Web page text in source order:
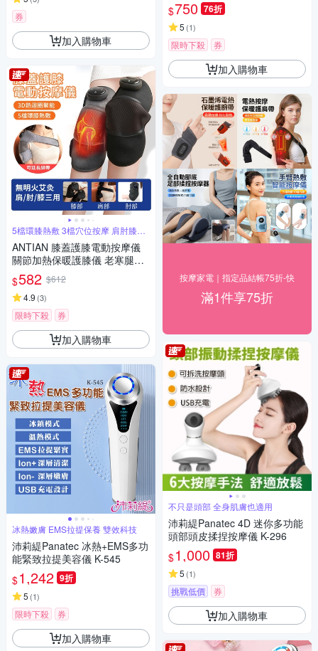
券
加入購物車
5檔環膝熱敷 3檔穴位按摩 肩肘膝多
用途
ANTIAN 膝蓋護膝電動按摩儀
關節加熱保暖護膝儀 老寒腿保
暖發熱器 肩肘膝蓋三用 長輩送
禮 單只
$582 $612
4.9 (3)
限時下殺 券
加入購物車
冰熱嫩膚 EMS拉提保養 雙效科技
沛莉緹Panatec 冰熱+EMS多功
能緊致拉提美容儀 K-545
$1,242 9折
5 (1)
限時下殺 券
加入購物車
物）
$750 76折
5 (1)
限時下殺 券
加入購物車
按摩家電｜指定品結帳75折-快
滿1件享75折
不只是頭部 全身肌膚也適用
沛莉緹Panatec 4D 迷你多功能
頭部頭皮揉捏按摩儀 K-296
$1,000 81折
5 (1)
挑戰低價 券
加入購物車